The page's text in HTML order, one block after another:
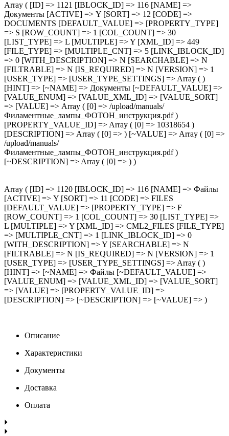
Array ( [ID] => 1121 [IBLOCK_ID] => 116 [NAME] =>
Документы [ACTIVE] => Y [SORT] => 12 [CODE] =>
DOCUMENTS [DEFAULT_VALUE] => [PROPERTY_TYPE]
=> S [ROW_COUNT] => 1 [COL_COUNT] => 30
[LIST_TYPE] => L [MULTIPLE] => Y [XML_ID] => 449
[FILE_TYPE] => [MULTIPLE_CNT] => 5 [LINK_IBLOCK_ID]
=> 0 [WITH_DESCRIPTION] => N [SEARCHABLE] => N
[FILTRABLE] => N [IS_REQUIRED] => N [VERSION] => 1
[USER_TYPE] => [USER_TYPE_SETTINGS] => Array ( )
[HINT] => [~NAME] => Документы [~DEFAULT_VALUE] =>
[VALUE_ENUM] => [VALUE_XML_ID] => [VALUE_SORT]
=> [VALUE] => Array ( [0] => /upload/manuals/
Филаментные_лампы_ФОТОН_инструкция.pdf )
[PROPERTY_VALUE_ID] => Array ( [0] => 10318654 )
[DESCRIPTION] => Array ( [0] => ) [~VALUE] => Array ( [0] =>
/upload/manuals/
Филаментные_лампы_ФОТОН_инструкция.pdf )
[~DESCRIPTION] => Array ( [0] => ) )
Array ( [ID] => 1120 [IBLOCK_ID] => 116 [NAME] => Файлы
[ACTIVE] => Y [SORT] => 11 [CODE] => FILES
[DEFAULT_VALUE] => [PROPERTY_TYPE] => F
[ROW_COUNT] => 1 [COL_COUNT] => 30 [LIST_TYPE] =>
L [MULTIPLE] => Y [XML_ID] => CML2_FILES [FILE_TYPE]
=> [MULTIPLE_CNT] => 1 [LINK_IBLOCK_ID] => 0
[WITH_DESCRIPTION] => Y [SEARCHABLE] => N
[FILTRABLE] => N [IS_REQUIRED] => N [VERSION] => 1
[USER_TYPE] => [USER_TYPE_SETTINGS] => Array ( )
[HINT] => [~NAME] => Файлы [~DEFAULT_VALUE] =>
[VALUE_ENUM] => [VALUE_XML_ID] => [VALUE_SORT]
=> [VALUE] => [PROPERTY_VALUE_ID] =>
[DESCRIPTION] => [~DESCRIPTION] => [~VALUE] => )
Описание
Характеристики
Документы
Доставка
Оплата